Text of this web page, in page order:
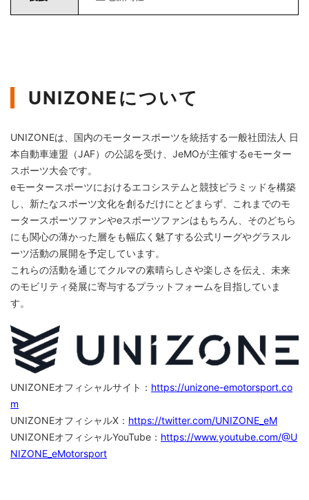
UNIZONEについて
UNIZONEは、国内のモータースポーツを統括する一般社団法人 日
本自動車連盟（JAF）の公認を受け、JeMOが主催するeモーター
スポーツ大会です。
eモータースポーツにおけるエコシステムと競技ピラミッドを構築
し、新たなスポーツ文化を創るだけにとどまらず、これまでのモ
ータースポーツファンやeスポーツファンはもちろん、そのどちら
にも関心の薄かった層をも幅広く魅了する公式リーグやグラスル
ーツ活動の展開を予定しています。
これらの活動を通じてクルマの素晴らしさや楽しさを伝え、未来
のモビリティ発展に寄与するプラットフォームを目指していま
す。
UNIZONEオフィシャルサイト： https://unizone-emotorsport.co
m
UNIZONEオフィシャルX： https://twitter.com/UNIZONE_eM
UNIZONEオフィシャルYouTube： https://www.youtube.com/@U
NIZONE_eMotorsport